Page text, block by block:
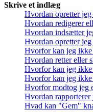
Skrive et indlæg
Hvordan opretter
Hvordan redigerer
Hvordan indsætter
Hvordan opretter
Hvorfor kan jeg
Hvordan retter eller
Hvorfor kan jeg
Hvorfor kan jeg
Hvorfor modtog jeg
Hvordan
Hvad kan "Gem"